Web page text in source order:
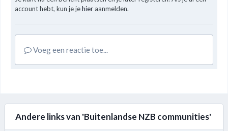
account hebt, kun je jehier aanmelden.
Voeg een reactie toe...
Andere links van 'Buitenlandse NZB communities'